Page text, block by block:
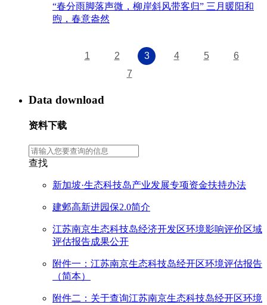
“春分雨脚落声微，柳岸斜风带客归” 三月暖阳和
煦，春意盎然
1 2 3 4 5
6
7
Data download
资料下载
查找
新加坡·生态科技岛产业发展专项资金扶持办法
建邺高新进园保2.0简介
江苏南京生态科技岛经济开发区环境影响评价区域
评估报告成果公开
附件一：江苏南京生态科技岛经开区环境评估报告
（简本）
附件二：关于查询江苏南京生态科技岛经开区环境